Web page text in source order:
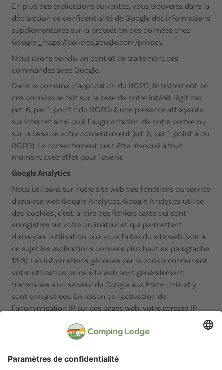
En plus des explications suivantes, vous trouverez dans la
déclaration de confidentialité de Google des informations
supplémentaires sur la protection des données chez
Google : https://policies.google.com/privacy.
Nous avons conclu un contrat de traitement des
commandes avec Google.
Dans le domaine d'application du RGPD, le traitement de
ces données se fait sur la base de notre intérêt légitime
(art. 6, par. 1, point f du RGPD) à une présence attrayante
sur Internet ainsi qu'à l'augmentation de notre portée ou
sur la base de votre consentement (art. 6, par. 1, point a du
RGPD). Le consentement peut être révoqué à tout
moment avec effet pour l'avenir.
Google Analytics
Nous utilisons sur notre site web des fonctions du service
d'analyse web Google Analytics. Google Analytics utilise
des "cookies", c'est-à-dire des fichiers texte qui sont
enregistrés sur votre ordinateur et qui permettent
d'analyser l'utilisation que vous faites du site web (voir à
ce sujet les explications données plus haut au paragraphe
13.3). Les informations générées par le cookie concernant
votre utilisation de ce site web sont généralement
transmises à un serveur de Google aux États-Unis et y
sont enregistrées. En raison de l'activation de
l'anonymisation IP sur ces pages web, votre adresse IP
membres de l'Union européenne ou dans d'autres États
ainsi qu'en Suisse. Ce n'est que dans des cas